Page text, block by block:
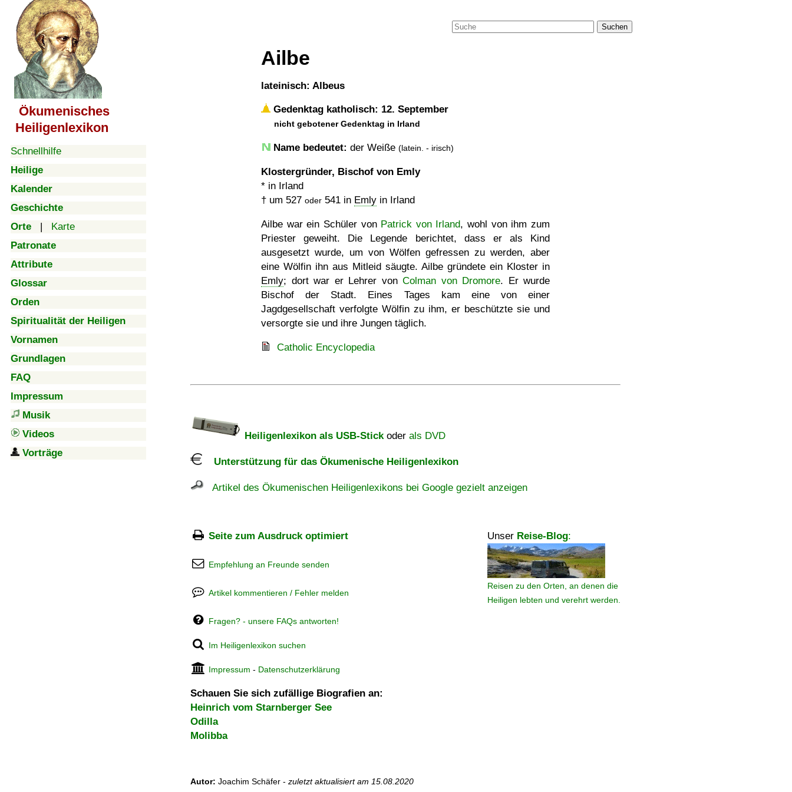
Ökumenisches
Heiligenlexikon
Schnellhilfe
Heilige
Kalender
Geschichte
Orte | Karte
Patronate
Attribute
Glossar
Orden
Spiritualität der Heiligen
Vornamen
Grundlagen
FAQ
Impressum
Musik
Videos
Vorträge
Suchen
Ailbe
lateinisch: Albeus
Gedenktag katholisch: 12. September
nicht gebotener Gedenktag in Irland
Name bedeutet: der Weiße (latein. - irisch)
Klostergründer, Bischof von Emly
* in Irland
† um 527 oder 541 in Emly in Irland
Ailbe war ein Schüler von Patrick von Irland, wohl von ihm zum
Priester geweiht. Die Legende berichtet, dass er als Kind
ausgesetzt wurde, um von Wölfen gefressen zu werden, aber
eine Wölfin ihn aus Mitleid säugte. Ailbe gründete ein Kloster in
Emly; dort war er Lehrer von Colman von Dromore. Er wurde
Bischof der Stadt. Eines Tages kam eine von einer
Jagdgesellschaft verfolgte Wölfin zu ihm, er beschützte sie und
versorgte sie und ihre Jungen täglich.
Catholic Encyclopedia
Heiligenlexikon als USB-Stickoder als DVD
Unterstützung für das Ökumenische Heiligenlexikon
Artikel des Ökumenischen Heiligenlexikons bei Google gezielt anzeigen
Seite zum Ausdruck optimiert Unser Reise-Blog:
Reisen zu den Orten, an denen die
Heiligen lebten und verehrt werden.
Empfehlung an Freunde senden
Artikel kommentieren / Fehler melden
Fragen? - unsere FAQs antworten!
Im Heiligenlexikon suchen
Impressum - Datenschutzerklärung
Schauen Sie sich zufällige Biografien an:
Heinrich vom Starnberger See
Odilla
Molibba
Autor: Joachim Schäfer - zuletzt aktualisiert am 15.08.2020